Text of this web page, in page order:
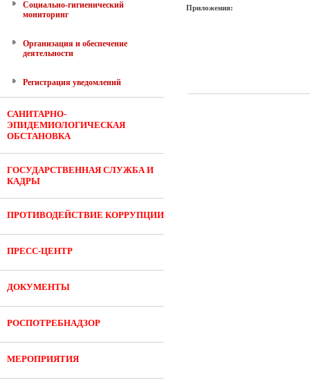
Социально-гигиенический
мониторинг
Организация и обеспечение
деятельности
Регистрация уведомлений
САНИТАРНО-
ЭПИДЕМИОЛОГИЧЕСКАЯ
ОБСТАНОВКА
ГОСУДАРСТВЕННАЯ СЛУЖБА И
КАДРЫ
ПРОТИВОДЕЙСТВИЕ КОРРУПЦИИ
ПРЕСС-ЦЕНТР
ДОКУМЕНТЫ
РОСПОТРЕБНАДЗОР
МЕРОПРИЯТИЯ
Приложения: